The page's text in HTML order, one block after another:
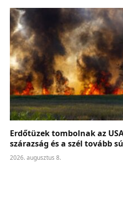
Erdőtüzek tombolnak az
szárazság és a szél tovább
2026. augusztus 8.